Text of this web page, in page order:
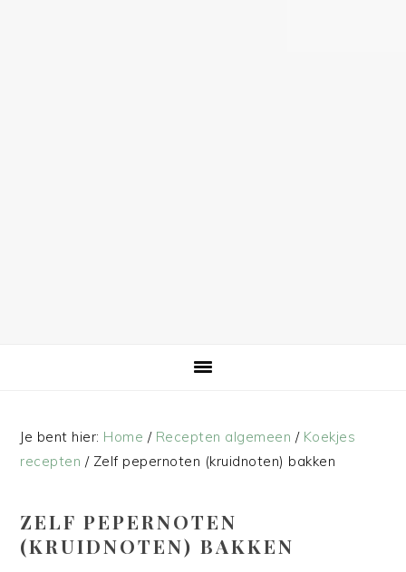
Je bent hier: Home / Recepten algemeen / Koekjes
recepten /Zelf pepernoten (kruidnoten) bakken
ZELF PEPERNOTEN
(KRUIDNOTEN) BAKKEN